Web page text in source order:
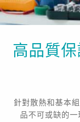
高品質
針對散熱和基本
品不可或缺的一